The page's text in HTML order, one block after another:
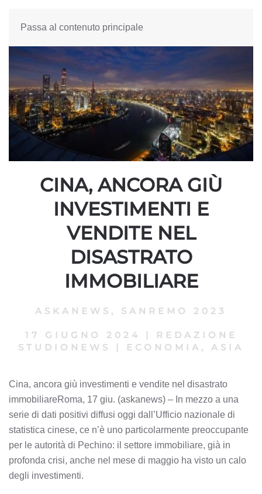
Passa al contenuto principale
CINA, ANCORA GIÙ
INVESTIMENTI E
VENDITE NEL
DISASTRATO
IMMOBILIARE
ASKANEWS , SANREMO 2023
17 GIUGNO 2024 |
REDAZIONE
STUDIONEWS
| ECONOMIA, ASIA
Cina, ancora giù investimenti e vendite nel disastrato
immobiliareRoma, 17 giu. (askanews) – In mezzo a una
serie di dati positivi diffusi oggi dall’Ufficio nazionale di
statistica cinese, ce n’è uno particolarmente preoccupante
per le autorità di Pechino: il settore immobiliare, già in
profonda crisi, anche nel mese di maggio ha visto un calo
degli investimenti.